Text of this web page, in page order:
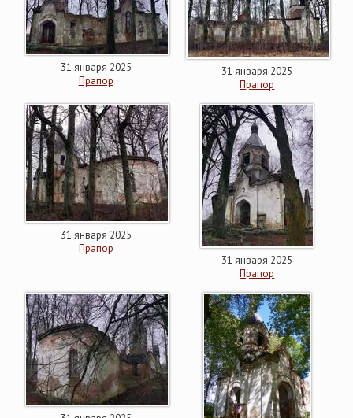
31 января 2025
Прапор
31 января 2025
Прапор
31 января 2025
Прапор
31 января 2025
Прапор